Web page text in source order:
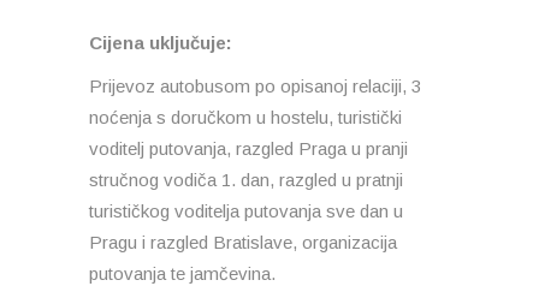
Cijena uključuje:
Prijevoz autobusom po opisanoj relaciji, 3
noćenja s doručkom u hostelu, turistički
voditelj putovanja, razgled Praga u pranji
stručnog vodiča 1. dan, razgled u pratnji
turističkog voditelja putovanja sve dan u
Pragu i razgled Bratislave, organizacija
putovanja te jamčevina.